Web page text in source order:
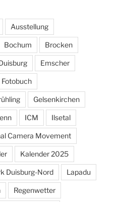
Ausstellung
Bochum Brocken
Emscher
Fotobuch
Gelsenkirchen
ICM Ilsetal
Camera Movement
Kalender 2025
Duisburg-Nord Lapadu
Regenwetter